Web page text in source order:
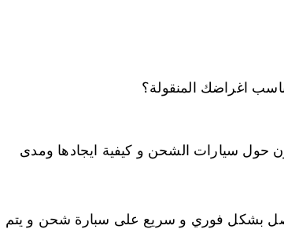
اغراضك المنقولة؟
حول سيارات الشحن و كيفية ايجادها ومدى
اتصل على هذا الرقم 50993766 و ستحصل بشكل فوري و سريع على سبارة شحن و يتم